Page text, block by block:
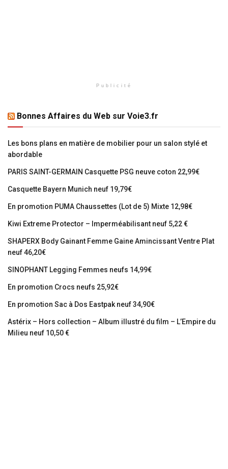
Publicité
Bonnes Affaires du Web sur Voie3.fr
Les bons plans en matière de mobilier pour un salon stylé et
abordable
PARIS SAINT-GERMAIN Casquette PSG neuve coton 22,99€
Casquette Bayern Munich neuf 19,79€
En promotion PUMA Chaussettes (Lot de 5) Mixte 12,98€
Kiwi Extreme Protector – Imperméabilisant neuf 5,22 €
SHAPERX Body Gainant Femme Gaine Amincissant Ventre Plat
neuf 46,20€
SINOPHANT Legging Femmes neufs 14,99€
En promotion Crocs neufs 25,92€
En promotion Sac à Dos Eastpak neuf 34,90€
Astérix – Hors collection – Album illustré du film – L’Empire du
Milieu neuf 10,50 €